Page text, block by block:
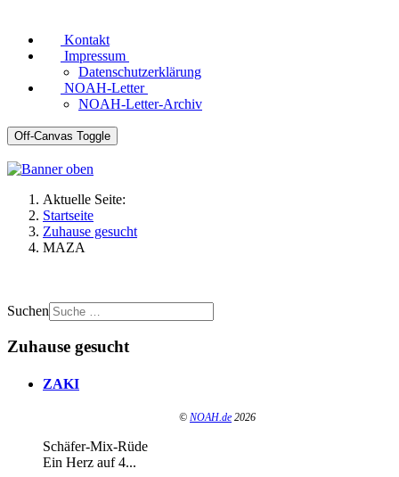
Kontakt
Impressum
Datenschutzerklärung
NOAH-Letter
NOAH-Letter-Archiv
Off-Canvas Toggle
Aktuelle Seite:
Startseite
Zuhause gesucht
MAZA
Suchen
Zuhause gesucht
ZAKI
© NOAH.de 2026
Schäfer-Mix-Rüde
Ein Herz auf 4...